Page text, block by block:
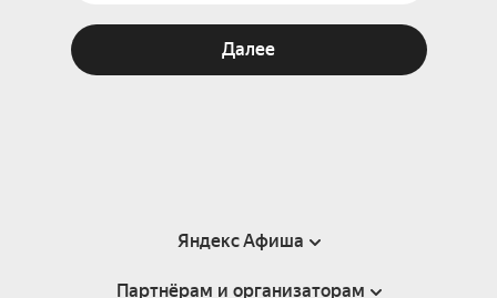
Далее
Яндекс Афиша
Справка
Партнёрам и организаторам